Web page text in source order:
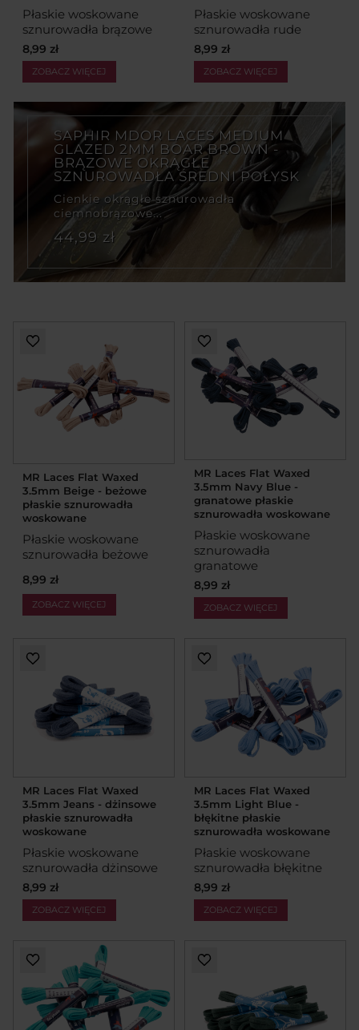
Płaskie woskowane
sznurowadła brązowe
8,99 zł
ZOBACZ WIĘCEJ
Płaskie woskowane
sznurowadła rude
8,99 zł
ZOBACZ WIĘCEJ
SAPHIR MDOR LACES MEDIUM
GLAZED 2MM BOAR BROWN -
BRĄZOWE OKRĄGŁE
SZNUROWADŁA ŚREDNI POŁYSK
Cienkie okrągłe sznurowadła
ciemnobrązowe...
44,99 zł
MR Laces Flat Waxed
3.5mm Beige - beżowe
płaskie sznurowadła
woskowane
Płaskie woskowane
sznurowadła beżowe
8,99 zł
ZOBACZ WIĘCEJ
MR Laces Flat Waxed
3.5mm Navy Blue -
granatowe płaskie
sznurowadła woskowane
Płaskie woskowane
sznurowadła
granatowe
8,99 zł
ZOBACZ WIĘCEJ
MR Laces Flat Waxed
3.5mm Jeans - dżinsowe
płaskie sznurowadła
woskowane
Płaskie woskowane
sznurowadła dżinsowe
8,99 zł
ZOBACZ WIĘCEJ
MR Laces Flat Waxed
3.5mm Light Blue -
błękitne płaskie
sznurowadła woskowane
Płaskie woskowane
sznurowadła błękitne
8,99 zł
ZOBACZ WIĘCEJ